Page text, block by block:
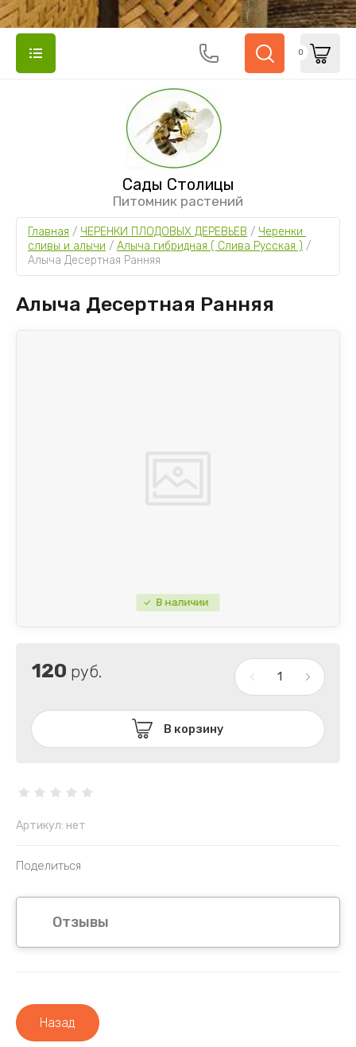
Сады Столицы
Питомник растений
0
Главная / ЧЕРЕНКИ ПЛОДОВЫХ ДЕРЕВЬЕВ / Черенки
сливы и алычи / Алыча гибридная ( Слива Русская )
Алыча Десертная Ранняя
Алыча Десертная Ранняя
В наличии
120 руб.
В корзину
Артикул: нет
Поделиться
Отзывы
Назад